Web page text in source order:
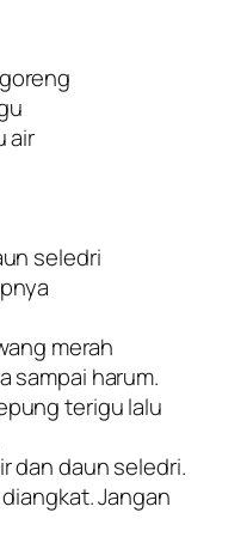
air
seledri
merah
sampai harum.
terigu lalu
dan daun seledri.
Jangan